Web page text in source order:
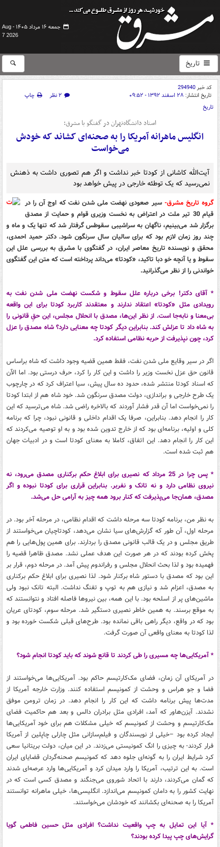
جمعه ۱۶ مرداد ۱۴۰۵ -
Aug
7 2026
تاریخ
کد خبر294940
تاریخ انتشار: ۲۸ اسفند ۱۳۹۲ - ۰۹:۵۲ ۲ نظر
چاپ
تاریخ
استاد دانشگاه‌تهران در گفتگو با مشرق؛
انگلیس ماهرانه آمریکا را به صحنه‌ای کشاند که خودش
می‌خواست
آیت‌الله کاشانی از کودتا خبر نداشت و اگر هم تصوری داشت به ذهنش
نمی‌رسید که یک توطئه خارجی در پیش خواهد بود
گروه تاریخ مشرق-سیر صعودی نهضت ملی شدن نفت که اوج آن را در
قیام 30 تیر ملت در اعتراض به نخست وزیری قوام و حمایت از مصدق
برگزار شد می‌بینیم، ناگهان به سراشیبی سقوطس گرفتار شد که تنها یک و ماه و
چند روز زمان لازم بود که برای سالیان سال سرنگون شود. دکتر حمید احمدی،
محقق و نویسنده تاریخ معاصر ایران، در گفتگوی با مشرق به بررسی علل این
سقوط و یا آنچه خو دبا تاکید، «کودتا» می‌داند پرداخته است که متن این گفتگوی
خواندنی را از نظر می‌گذرانید.
* آقای دکتر! برخی درباره علل سقوط و شکست نهضت ملی شدن نفت به
رویدادی مثل «کودتا» اعتقاد ندارند و معتقدند کاربرد کودتا برای این واقعه
بی‌معنا و نابه‌جا است. از نظر این‌ها، مصدق با انحلال مجلس، این حقِ قانونی را
به شاه داد تا عزلش کند. بنابراین دیگر کودتا چه معنایی دارد؟ شاه مصدق را عزل
کرد، چون نپذیرفت از حربه نظامی استفاده کرد.
اگر در سیر وقایع ملی شدن نفت، فقط همین قضیه وجود داشت که شاه براساس
قانون حق عزل نخست وزیر را داشت و این کار را کرد، حرف درستی بود. اما الآن
که اسناد کودتا منتشر شده، حدود ده سال پیش، سیا اعتراف کرد که در چارچوب
یک طرح خارجی و براندازی، دولت مصدق سرنگون شد. خود شاه هم از ابتدا کودتا
را نمی‌خواست اما آن قدر فشار آوردند که بالاخره راضی شد. شاه می‌ترسید که این
کار را انجام دهد. بنابراین، صرفا یک اقدام داخلی و قانونی نبود، چرا که برنامه
کلی و اولیه، برنامه‌ای بود که از خارج تدوین شده بود و به او توصیه می‌کردند که
این کار را انجام دهد. این اتفاق، کاملا به معنای کودتا است و در ادبیات جهان
هم ثبت شده است.
* پس چرا در 25 مرداد که نصیری برای ابلاغ حکم برکناری مصدق می‌رود، نه
نیروی نظامی دارد و نه تانک و نفربر. بنابراین قراری برای کودتا نبوده و اگر
مصدق، همان‌جا می‌پذیرفت که کنار برود همه چیز به آرامی حل می‌شد.
به نظر من، برنامه کودتا سه مرحله داشت که اقدام نظامی، در مرحله آخر بود. در
مرحله اول، آن طور که گزارش‌های سیا نشان می‌دهد، کودتاچیان می‌خواستند از
طریق مجلس و در یک قالب قانونی مصدق را بردارند. برای همین پول‌هایی را هم
پخش کرده بودند که در هر صورت این هدف عملی نشد. مصدق ظاهرا قضیه را
فهمیده بود و لذا بحث انحلال مجلس و رفراندوم پیش آمد. در مرحله دوم، قرار بر
این بود که مصدق با دستور شاه برکنار شود. لذا نصیری برای ابلاغ حکم برکناری
به مصدق، اعزام شد و نیازی هم به توپ و تفنگ نداشت. البته تانک نبود ولی
ماشین‌های پر از اسلحه بود. با این همه، بین نیروها فاصله افتاد و نتوانستند که
به موقع برسند. به همین خاطر نصیری دستگیر شد. مرحله سوم، کودتای عریان
بود که در واقع، دیگر راهی باقی نمانده بود. طرح‌های قبلی شکست خورده بود و
لذا کودتا به معنای واقعی آن صورت گرفت.
* آمریکایی‌ها چه مسیری را طی کردند تا قانع شوند که باید کودتا انجام شود؟
در آمریکای آن زمان، فضای مک‌کارتیسم حاکم بود. آمریکایی‌ها می‌خواستند از
فضا و جو هراس و وحشت از کمونیسم استفاده کنند. وزارت خارجه آمریکا از
مدت‌ها پیش برنامه داشت که این کار را انجام دهد. در زمان ترومن موفق
نشدند. آیزن‌هاور که آمد، افرادی مثل برادران دالس و بعد هم حاکمیت فضای
مک‌کارتیسم و وحشت از کمونیسم که خیلی مشکلات هم برای خود آمریکایی‌ها
ایجاد کرده بود –خیلی از نویسندگان و فیلم‌سازانی مثل چارلی چاپلین از آمریکا
فرار کردند- به چیزی را انگ کمونیستی می‌زدند. در این میان، دولت بریتانیا سعی
کرد شرایط ایران را به گونه‌ای جلوه دهد که کمونیسم صحنه‌گردان قضایای ایران
است. به این ترتیب، آمریکا را وارد میدان کرد و آمریکایی‌ها وارد عرصه‌ای شدند
که گمان می‌کردند، دارند با اتحاد شوروی می‌جنگند و مصدق کسی است که در
نهایت کشور را به دامان کمونیسم می‌اندازد. انگلیسی‌ها، خیلی ماهرانه توانستند
آمریکا را به صحنه‌ای بکشانند که خودشان می‌خواستند.
* آیا این تمایل به چپ واقعیت نداشت؟ افرادی مثل حسین فاطمی گویا
گرایش‌های چپ پیدا کرده بودند؟